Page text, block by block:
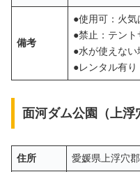
備考
●使用可：火気
●禁止：テント
●水が使えな
●レンタル有り
面河ダム公園（上浮
住所 愛媛県上浮穴